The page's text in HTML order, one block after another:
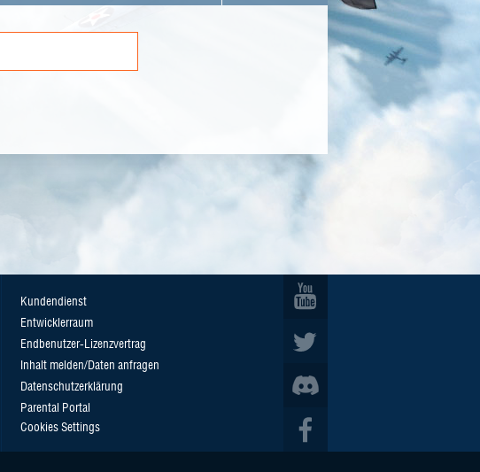
Kundendienst
Entwicklerraum
Endbenutzer-Lizenzvertrag
Inhalt melden/Daten anfragen
Datenschutzerklärung
Parental Portal
Cookies Settings